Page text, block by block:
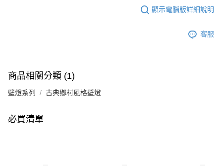
顯示電腦版詳細說明
客服
商品相關分類 (1)
壁燈系列 古典鄉村風格壁燈
必買清單